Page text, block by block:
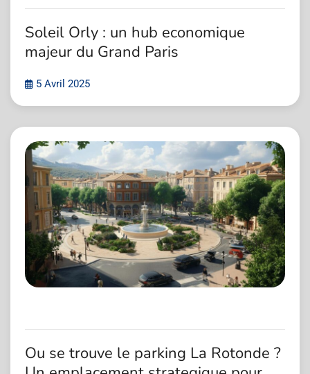
Soleil Orly : un hub economique
majeur du Grand Paris
5 Avril 2025
Ou se trouve le parking La Rotonde ?